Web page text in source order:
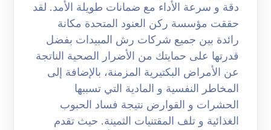
دقة و سرعة الأداء مع ضمانات طويلة الأمد. لقد
حققت مؤسسة ركن العنود المتحدة مكانة
رائدة بين جميع شركات رش المبيدات بفضل
قدرتها على حمايتك من الأضرار الصحية الناتجة
عن الأمراض البكتيرية المزمنة، بالإضافة إلى
المخاطر النفسية و المادية التي تسببها
الحشرات و القوارض نتيجة فساد الحبوب
الغذائية و تلف المقتنيات الثمينة. حيث تقدم